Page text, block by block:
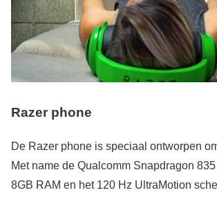
Razer phone
De Razer phone is speciaal ontworpen
Met name de Qualcomm Snapdragon
8GB RAM en het 120 Hz UltraMotion